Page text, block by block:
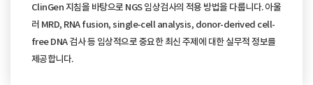
ClinGen 지침을 바탕으로 NGS 임상검사의 적용 방법을 다룹니다. 아울
러 MRD, RNA fusion, single-cell analysis, donor-derived cell-
free DNA 검사 등 임상적으로 중요한 최신 주제에 대한 실무적 정보를
제공합니다.